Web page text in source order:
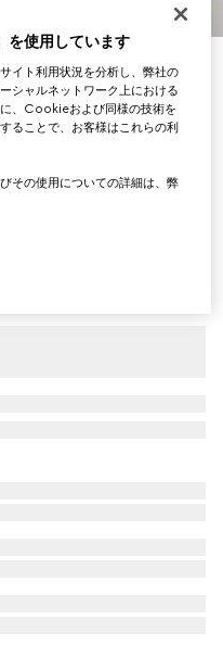
ム ショルダーバッグ
を使用しています
イト利用状況を分析し、弊社の
シャルネットワーク上における
、Cookieおよび同様の技術を
ることで、お客様はこれらの利
その使用についての詳細は、弊